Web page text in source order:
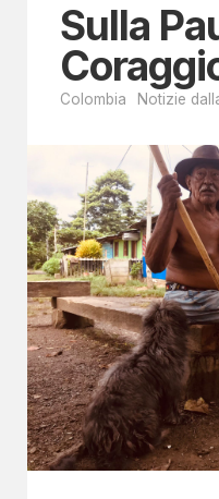
Sulla
Colombia Notizie